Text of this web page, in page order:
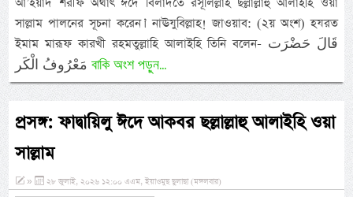
সাল্লাম পালনের সূচনা করেন।’ নাঊযুবিল্লাহ! জাওয়াব: (২য় অংশ) হযরত
ইমাম মারূফ কারখী রহমতুল্লাহি আলাইহি তিনি বলেন- قَالَ حَضْرَت
مَعْرُوفُ الْكَرবাকি অংশ পড়ুন...
প্রসঙ্গ: ফাদ্বায়িলু ঈদে আকবর ছল্লাল্লাহু আলাইহি ওয়া
সাল্লাম
» ২৮ জুলাই, ২০২৬ ১২:০০ এএম, ইয়াওমুছ ছুলাছা (মঙ্গলবার)